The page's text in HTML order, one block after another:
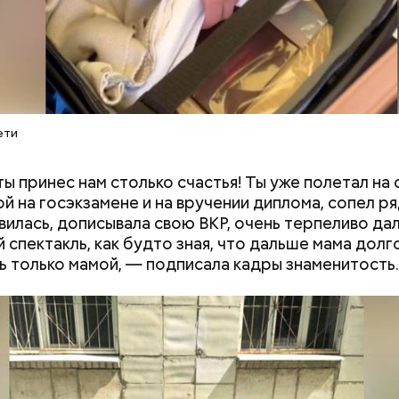
принес нам столько счастья! Ты уже полетал на
на госэкзамене и на вручении диплома, сопел
дописывала свою ВКР, очень терпеливо
спектакль, как будто зная, что дальше мама
только мамой, — подписала кадры знаменитость.
поцелуев отмечается с 1983 года. В
заведениях европейских стран в этот праздник
тематические вечеринки и флешмобы. Кроме
эту дату можно, отправив воздушный
через социальные сети и мессенджеры.
случается» был инициирован Тайным
людей, чтобы напомнить людям, что счастье на
мелочах. Отпраздновать этот день можно,
счастливыми моментами из своей жизни.